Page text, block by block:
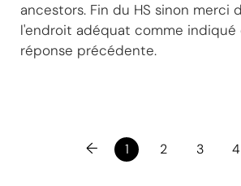
ancestors. Fin du HS sinon merci
l'endroit adéquat comme indiqué
réponse précédente.
← 1 2 3 4